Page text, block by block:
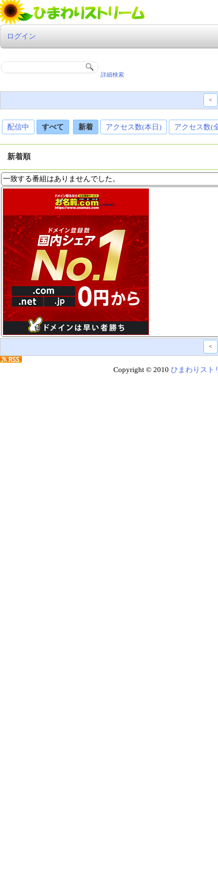
ログイン
詳細検索
<
配信中 すべて 新着 アクセス数(本日) アクセス数(
新着順
一致する番組はありませんでした。
<
Copyright © 2010 ひまわりスト